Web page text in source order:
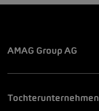
AMAG Group AG
Tochterunternehmen